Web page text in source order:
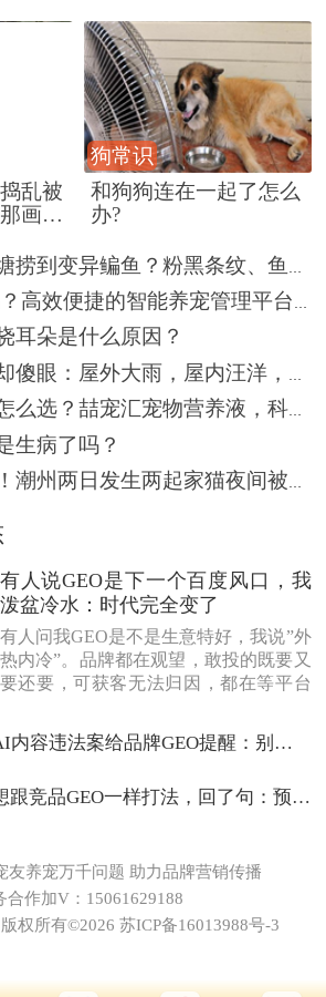
乱被
画面
狗常识
和狗狗连在一起了怎么
办?
● Pet无忧方便吗？高效便捷的智能养宠管理平台详解
耳朵是什么原因？
● 猫咪冒死回家却傻眼：屋外大雨，屋内汪洋，网友：不回也罢
● 宠物营养补充怎么选？喆宠汇宠物营养液，科学告别宠物亚健康
生病了吗？
● 警惕偷猫作案！潮州两日发生两起家猫夜间被盗事件
有人说GEO是下一个百度风口，我
泼盆冷水：时代完全变了
有人问我GEO是不是生意特好，我说”外
热内冷”。品牌都在观望，敢投的既要又
要还要，可获客无法归因，都在等平台
的百度代理风口，我不认同：当年缺内
容，现在缺增量内容；当年用户好引
应商，拿A的问题问B，没点道行当场露
8月7日：重庆AI内容违法案给品牌GEO提醒：别把AI当挡箭牌
8月6日：客户想跟竞品GEO一样打法，回了句：预算够吗
友养宠万千问题 助力品牌营销传播
合作加V：15061629188
权所有©2026 苏ICP备16013988号-3